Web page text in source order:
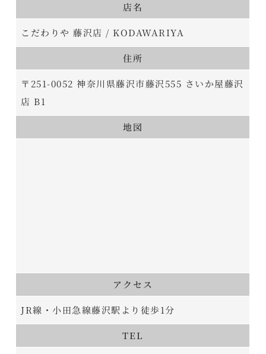
店名
こだわりや 藤沢店 / KODAWARIYA
住所
〒251-0052 神奈川県藤沢市藤沢555 さいか屋藤沢
店 B1
地図
アクセス
JR線・小田急線藤沢駅より徒歩1分
TEL